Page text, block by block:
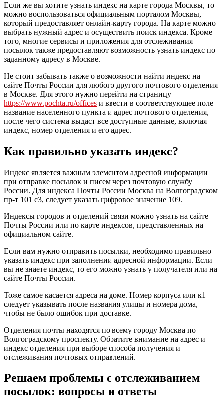
Если же вы хотите узнать индекс на карте города Москвы, то
можно воспользоваться официальным порталом Москвы,
который предоставляет онлайн-карту города. На карте можно
выбрать нужный адрес и осуществить поиск индекса. Кроме
того, многие сервисы и приложения для отслеживания
посылок также предоставляют возможность узнать индекс по
заданному адресу в Москве.
Не стоит забывать также о возможности найти индекс на
сайте Почты России для любого другого почтового отделения
в Москве. Для этого нужно перейти на страницу
https://www.pochta.ru/offices и ввести в соответствующее поле
название населенного пункта и адрес почтового отделения,
после чего система выдаст все доступные данные, включая
индекс, номер отделения и его адрес.
Как правильно указать индекс?
Индекс является важным элементом адресной информации
при отправке посылок и писем через почтовую службу
России. Для индекса Почты России Москва на Волгоградском
пр-т 101 с3, следует указать цифровое значение 109.
Индексы городов и отделений связи можно узнать на сайте
Почты России или по карте индексов, представленных на
официальном сайте.
Если вам нужно отправить посылки, необходимо правильно
указать индекс при заполнении адресной информации. Если
вы не знаете индекс, то его можно узнать у получателя или на
сайте Почты России.
Тоже самое касается адреса на доме. Номер корпуса или к1
следует указывать после названия улицы и номера дома,
чтобы не было ошибок при доставке.
Отделения почты находятся по всему городу Москва по
Волгоградскому проспекту. Обратите внимание на адрес и
индекс отделения при выборе способа получения и
отслеживания почтовых отправлений.
Решаем проблемы с отслеживанием
посылок: вопросы и ответы